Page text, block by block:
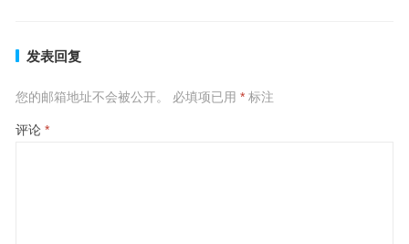
发表回复
您的邮箱地址不会被公开。 必填项已用 *标注
评论 *